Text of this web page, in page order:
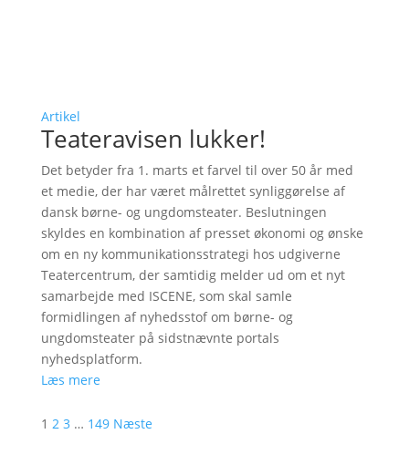
Artikel
Teateravisen lukker!
Det betyder fra 1. marts et farvel til over 50 år med
et medie, der har været målrettet synliggørelse af
dansk børne- og ungdomsteater. Beslutningen
skyldes en kombination af presset økonomi og ønske
om en ny kommunikationsstrategi hos udgiverne
Teatercentrum, der samtidig melder ud om et nyt
samarbejde med ISCENE, som skal samle
formidlingen af nyhedsstof om børne- og
ungdomsteater på sidstnævnte portals
nyhedsplatform.
Læs mere
1 2 3 … 149 Næste